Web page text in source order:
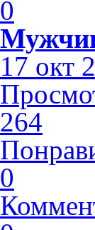
0
17 окт
264
0